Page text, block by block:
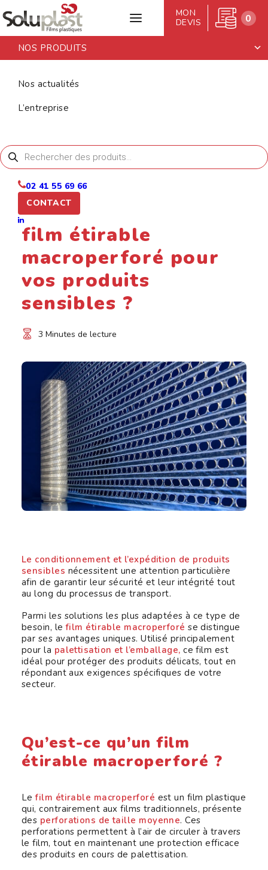
NOS PRODUITS
Nos actualités
L’entreprise
MON
DEVIS
0
Recherche
de
produits
02 41 55 69 66
CONTACT
étirable macroperforé pour vos produits sensibles ?
12 mai 2025
Pourquoi choisir un
film étirable
macroperforé pour
vos produits
sensibles ?
3 Minutes
Le conditionnement et l’expédition de produits
sensibles nécessitent une attention particulière
afin de garantir leur sécurité et leur intégrité tout
au long du processus de transport.
Parmi les solutions les plus adaptées à ce type de
besoin, lefilm étirable macroperforé se distingue
par ses avantages uniques. Utilisé principalement
pour la palettisation et l’emballage, ce film est
idéal pour protéger des produits délicats, tout en
répondant aux exigences spécifiques de votre
secteur.
Qu’est-ce qu’un film
étirable macroperforé ?
Lefilm étirable macroperforé est un film plastique
qui, contrairement aux films traditionnels, présente
des perforations de taille moyenne. Ces
perforations permettent à l’air de circuler à travers
le film, tout en maintenant une protection efficace
des produits en cours de palettisation.